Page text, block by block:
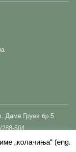
Даме Груев бр.5
504
„колачиња“ (eng.